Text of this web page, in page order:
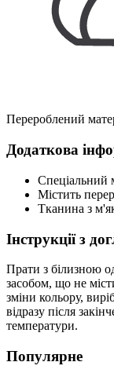
Перероблений
Додаткова
Спеціальний
Містить
Тканина з
Інструкції з
Прати з білизною
засобом, що не
зміни кольору,
відразу після
температури.
Популярне